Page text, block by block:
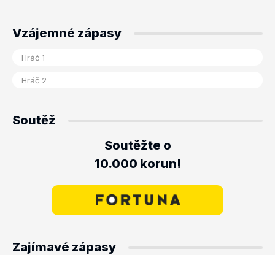
Vzájemné zápasy
Soutěž
Soutěžte o
10.000 korun!
Zajímavé zápasy